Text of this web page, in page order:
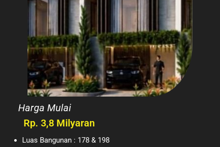
Harga Mulai
Rp. 3,8 Milyaran
Luas Bangunan : 178 & 198